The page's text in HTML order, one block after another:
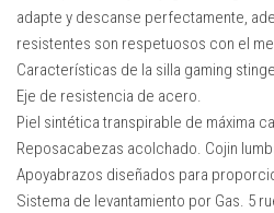
adapte y descanse perfectamente,
resistentes son respetuosos con el
Características de la silla gaming
Eje de resistencia de acero.
Piel sintética transpirable de máxima
Reposacabezas acolchado. Cojin
Apoyabrazos diseñados para
Sistema de levantamiento por Gas. 5